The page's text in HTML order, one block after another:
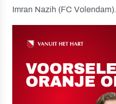
Imran Nazih (FC Volendam).